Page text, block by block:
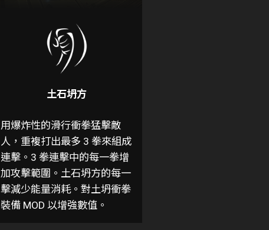
土石坍方
用爆炸性的滑行衝拳猛擊敵
人，重複打出最多 3 拳來組成
連擊。3 拳連擊中的每一拳增
加攻擊範圍。土石坍方的每一
擊減少能量消耗。對土坍衝拳
裝備 MOD 以增強數值。